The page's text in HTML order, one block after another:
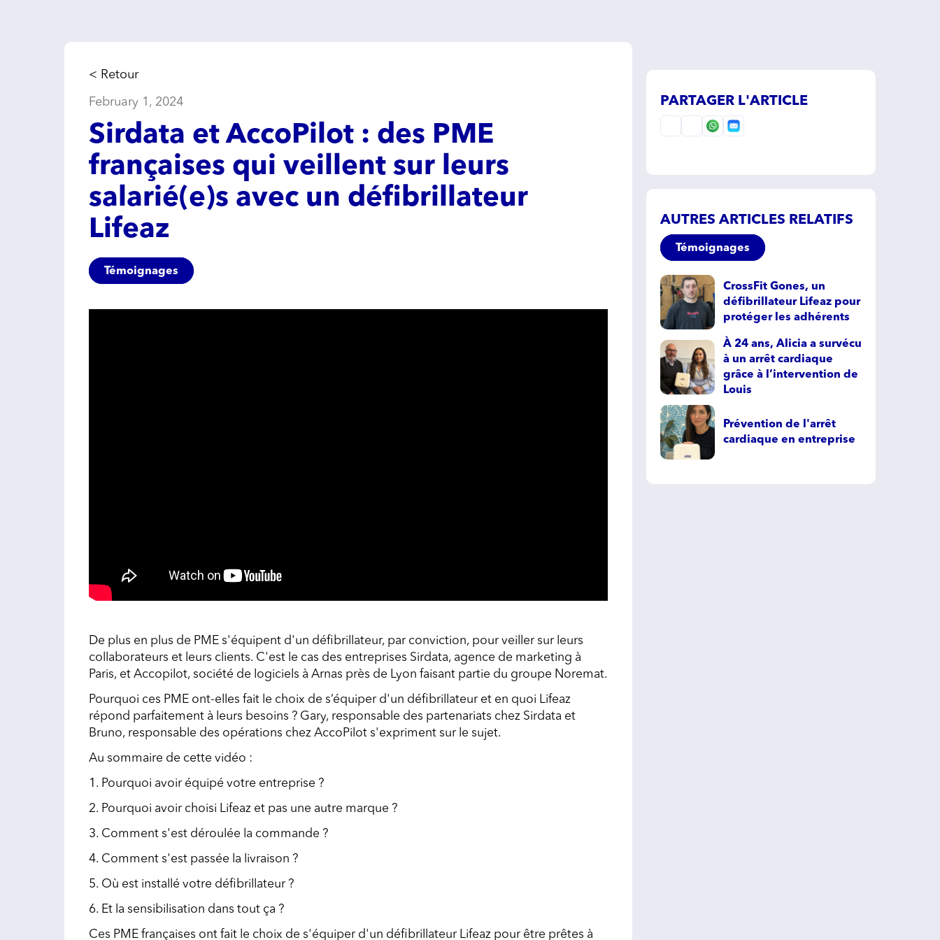
< Retour
February 1, 2024
Sirdata et AccoPilot : des PME
françaises qui veillent sur leurs
salarié(e)s avec un défibrillateur
Lifeaz
Témoignages
De plus en plus de PME s'équipent d'un défibrillateur, par conviction, pour veiller sur leurs
collaborateurs et leurs clients. C'est le cas des entreprises Sirdata, agence de marketing à
Paris, et Accopilot, société de logiciels à Arnas près de Lyon faisant partie du groupe Noremat.
Pourquoi ces PME ont-elles fait le choix de s’équiper d'un défibrillateur et en quoi Lifeaz
répond parfaitement à leurs besoins ? Gary, responsable des partenariats chez Sirdata et
Bruno, responsable des opérations chez AccoPilot s'expriment sur le sujet.
Au sommaire de cette vidéo :
1. Pourquoi avoir équipé votre entreprise ?
2. Pourquoi avoir choisi Lifeaz et pas une autre marque ?
3. Comment s'est déroulée la commande ?
4. Comment s'est passée la livraison ?
5. Où est installé votre défibrillateur ?
6. Et la sensibilisation dans tout ça ?
Ces PME françaises ont fait le choix de s'équiper d'un défibrillateur Lifeaz pour être prêtes à
PARTAGER L'ARTICLE
AUTRES ARTICLES RELATIFS
Témoignages
CrossFit Gones, un
défibrillateur Lifeaz pour
protéger les adhérents
À 24 ans, Alicia a survécu
à un arrêt cardiaque
grâce à l’intervention de
Louis
Prévention de l'arrêt
cardiaque en entreprise